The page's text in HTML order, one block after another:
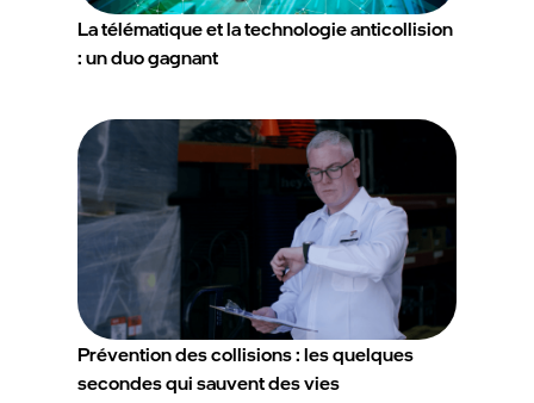
La télématique et la technologie anticollision
: un duo gagnant
Prévention des collisions : les quelques
secondes qui sauvent des vies